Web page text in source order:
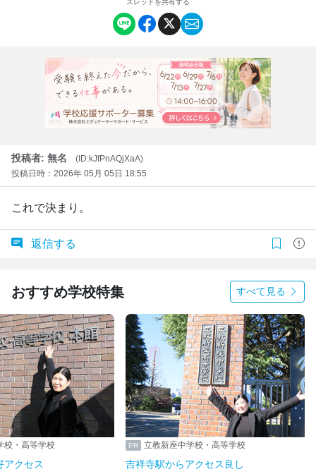
スレッドを共有する
投稿者: 無名
(ID:kJfPnAQjXaA)
投稿日時：2026年 05月 05日 18:55
これで決まり。
返信する
おすすめ学校特集 すべて見る
校・高等学校
アクセス
立教新座中学校・高等学校
吉祥寺駅からアクセス良し